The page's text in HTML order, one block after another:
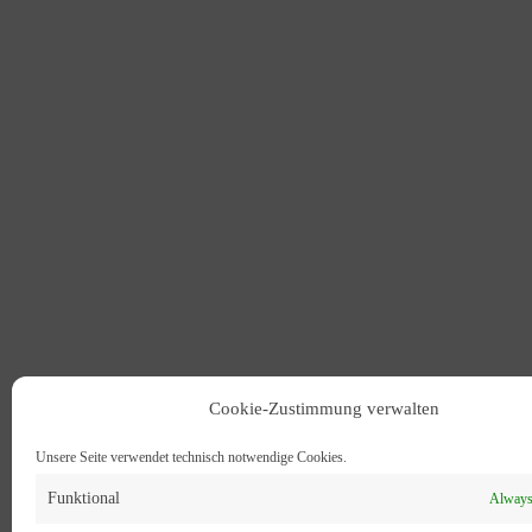
Cookie-Zustimmung verwalten
Unsere Seite verwendet technisch notwendige Cookies.
Funktional